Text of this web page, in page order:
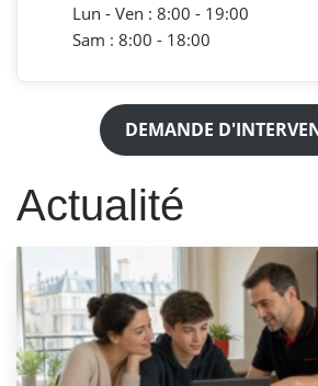
Lun - Ven : 8:00 - 19:00
Sam : 8:00 - 18:00
DEMANDE
Actualité